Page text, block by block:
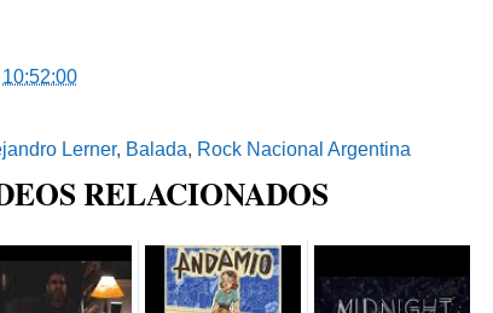
10:52:00
Lerner, Balada, Rock Nacional Argentina
RELACIONADOS